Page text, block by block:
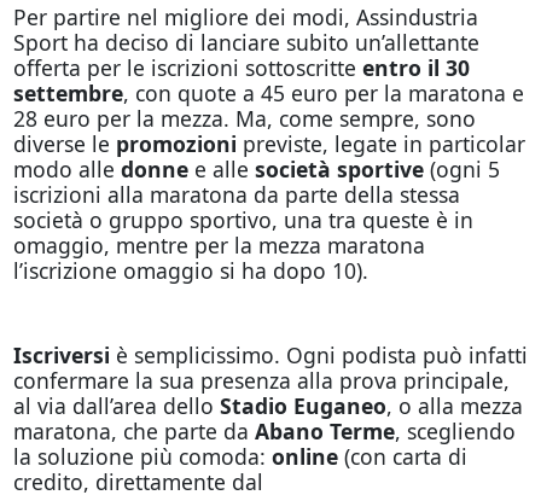
Per partire nel migliore dei modi, Assindustria
Sport ha deciso di lanciare subito un’allettante
offerta per le iscrizioni sottoscritte entro il 30
settembre, con quote a 45 euro per la maratona e
28 euro per la mezza. Ma, come sempre, sono
diverse le promozioni previste, legate in particolar
modo alle donnee alle società sportive(ogni 5
iscrizioni alla maratona da parte della stessa
società o gruppo sportivo, una tra queste è in
omaggio, mentre per la mezza maratona
l’iscrizione omaggio si ha dopo 10).
Iscriversi è semplicissimo. Ogni podista può infatti
confermare la sua presenza alla prova principale,
al via dall’area dello Stadio Euganeo, o alla mezza
maratona, che parte da Abano Terme, scegliendo
la soluzione più comoda: online(con carta di
credito, direttamente dal